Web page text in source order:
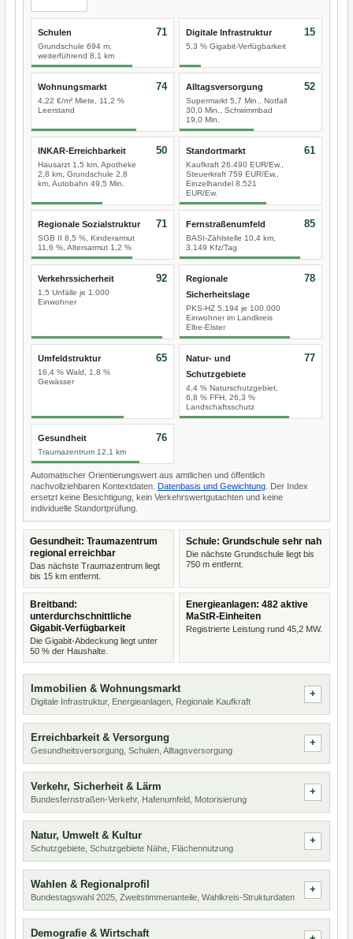
Schulen
Grundschule 694 m,
weiterführend 8,1 km
71 Digitale Infrastruktur
5,3 % Gigabit-Verfügbarkeit
15
Wohnungsmarkt
4,22 €/m² Miete, 11,2 %
Leerstand
74 Alltagsversorgung
Supermarkt 5,7 Min., Notfall
30,0 Min., Schwimmbad
19,0 Min.
52
INKAR-Erreichbarkeit
Hausarzt 1,5 km, Apotheke
2,8 km, Grundschule 2,8
km, Autobahn 49,5 Min.
50 Standortmarkt
Kaufkraft 26.490 EUR/Ew.,
Steuerkraft 759 EUR/Ew.,
Einzelhandel 8.521
EUR/Ew.
61
Regionale Sozialstruktur
SGB II 8,5 %, Kinderarmut
11,6 %, Altersarmut 1,2 %
71 Fernstraßenumfeld
BASt-Zählstelle 10,4 km,
3.149 Kfz/Tag
85
Verkehrssicherheit
1,5 Unfälle je 1.000
Einwohner
92
Regionale
Sicherheitslage
PKS-HZ 5.194 je 100.000
Einwohner im Landkreis
Elbe-Elster
78
Umfeldstruktur
16,4 % Wald, 1,8 %
Gewässer
65
Natur- und
Schutzgebiete
4,4 % Naturschutzgebiet,
6,8 % FFH, 26,3 %
Landschaftsschutz
77
Gesundheit
Traumazentrum 12,1 km
76
Automatischer Orientierungswert aus amtlichen und öffentlich
nachvollziehbaren Kontextdaten. Datenbasis und Gewichtung . Der Index
ersetzt keine Besichtigung, kein Verkehrswertgutachten und keine
individuelle Standortprüfung.
Gesundheit: Traumazentrum
regional erreichbar
Das nächste Traumazentrum liegt
bis 15 km entfernt.
Schule: Grundschule sehr nah
Die nächste Grundschule liegt bis
750 m entfernt.
Breitband:
unterdurchschnittliche
Gigabit-Verfügbarkeit
Die Gigabit-Abdeckung liegt unter
50 % der Haushalte.
Energieanlagen: 482 aktive
MaStR-Einheiten
Registrierte Leistung rund 45,2 MW.
Immobilien & Wohnungsmarkt
Digitale Infrastruktur, Energieanlagen, Regionale Kaufkraft
Erreichbarkeit & Versorgung
Gesundheitsversorgung, Schulen, Alltagsversorgung
Verkehr, Sicherheit & Lärm
Bundesfernstraßen-Verkehr, Hafenumfeld, Motorisierung
Natur, Umwelt & Kultur
Schutzgebiete, Schutzgebiete Nähe, Flächennutzung
Wahlen & Regionalprofil
Bundestagswahl 2025, Zweitstimmenanteile, Wahlkreis-Strukturdaten
Demografie & Wirtschaft